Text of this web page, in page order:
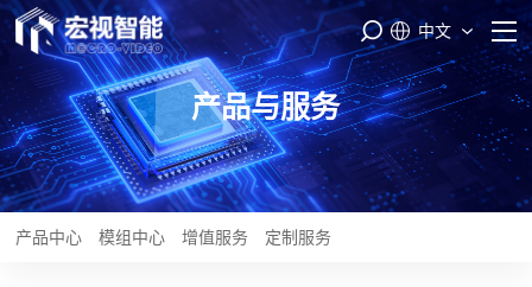
首页
PASS云平台
产品与服务
中文
产品与服务
产品中心 模组中心 增值服务 定制服务